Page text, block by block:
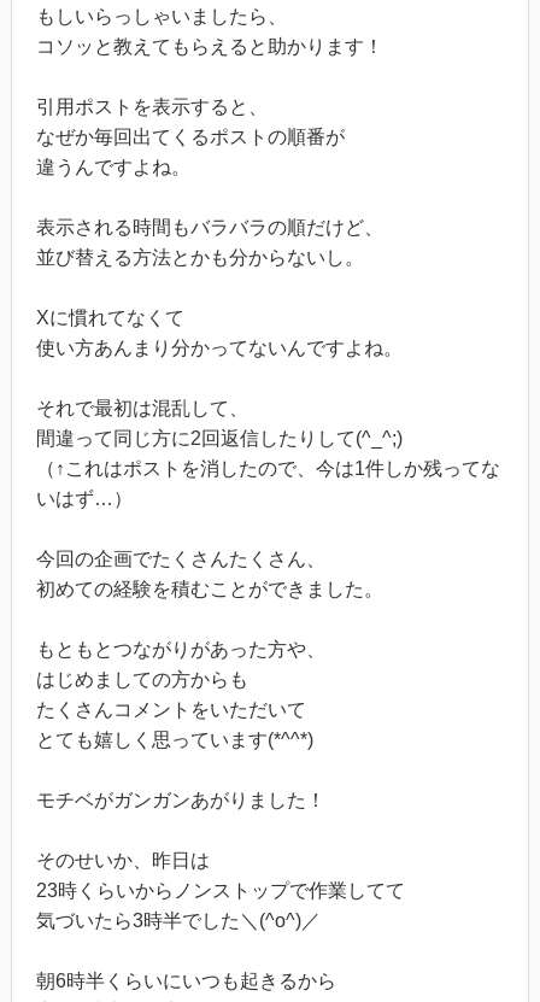
もしいらっしゃいましたら、
コソッと教えてもらえると助かります！
引用ポストを表示すると、
なぜか毎回出てくるポストの順番が
違うんですよね。
表示される時間もバラバラの順だけど、
並び替える方法とかも分からないし。
Xに慣れてなくて
使い方あんまり分かってないんですよね。
それで最初は混乱して、
間違って同じ方に2回返信したりして(^_^;)
（↑これはポストを消したので、今は1件しか残ってな
いはず…）
今回の企画でたくさんたくさん、
初めての経験を積むことができました。
もともとつながりがあった方や、
はじめましての方からも
たくさんコメントをいただいて
とても嬉しく思っています(*^^*)
モチベがガンガンあがりました！
そのせいか、昨日は
23時くらいからノンストップで作業してて
気づいたら3時半でした＼(^o^)／
朝6時半くらいにいつも起きるから